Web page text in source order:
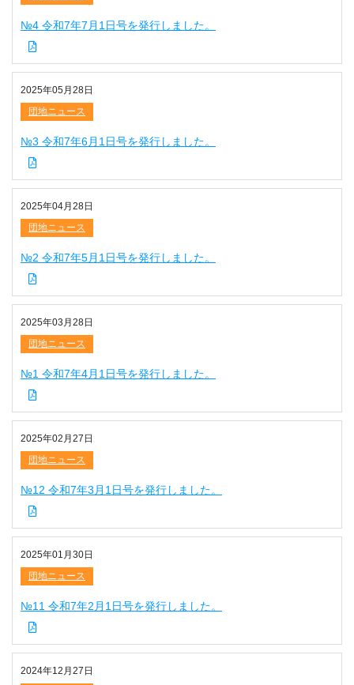
№4 令和7年7月1日号を発行しました。
2025年05月28日
団地ニュース
№3 令和7年6月1日号を発行しました。
2025年04月28日
団地ニュース
№2 令和7年5月1日号を発行しました。
2025年03月28日
団地ニュース
№1 令和7年4月1日号を発行しました。
2025年02月27日
団地ニュース
№12 令和7年3月1日号を発行しました。
2025年01月30日
団地ニュース
№11 令和7年2月1日号を発行しました。
2024年12月27日